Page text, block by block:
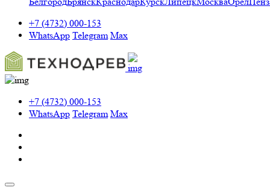
+7 (4732) 000-153
WhatsApp Telegram Max
+7 (4732) 000-153
WhatsApp Telegram Max